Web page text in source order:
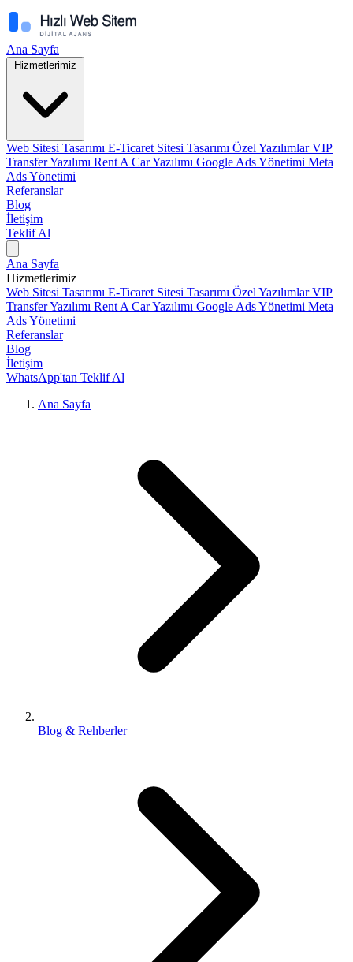
Ana Sayfa
Hizmetlerimiz
Web Sitesi Tasarımı E-Ticaret Sitesi Tasarımı Özel YazılımlarVIP
Transfer Yazılımı Rent A Car Yazılımı Google Ads Yönetimi Meta
Ads Yönetimi
Referanslar
Blog
İletişim
Teklif Al
Ana Sayfa
Hizmetlerimiz
Web Sitesi Tasarımı E-Ticaret Sitesi Tasarımı Özel YazılımlarVIP
Transfer Yazılımı Rent A Car Yazılımı Google Ads Yönetimi Meta
Ads Yönetimi
Referanslar
Blog
İletişim
WhatsApp'tan Teklif Al
Ana Sayfa
Blog & Rehberler